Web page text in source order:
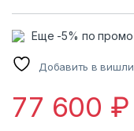
Еще -5% по
Добавить в
77 600 ₽